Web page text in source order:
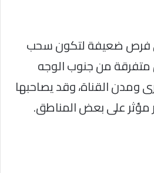
فرص ضعيفة لتكون سحب
من جنوب الوجه
ومدن القناة، وقد يصاحبها
على بعض المناطق.